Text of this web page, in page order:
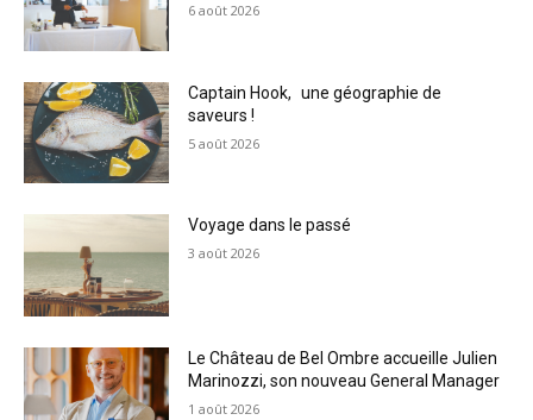
6 août 2026
Captain Hook, une géographie de
saveurs !
5 août 2026
Voyage dans le passé
3 août 2026
Le Château de Bel Ombre accueille Julien
Marinozzi, son nouveau General Manager
1 août 2026